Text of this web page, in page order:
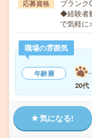
応募資格
ブランク
◆経験者
で気軽
職場の雰囲気
年齢層
20代
気になる!